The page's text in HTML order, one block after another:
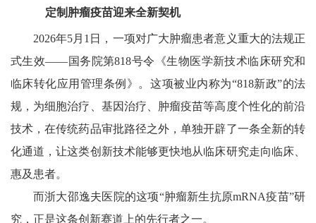
定制肿瘤疫苗迎来全新契机
2026年5月1日，一项对广大肿瘤患者意义重大的法规正
式生效——国务院第818号令《生物医学新技术临床研究和
临床转化应用管理条例》。这项被业内称为“818新政”的法
规，为细胞治疗、基因治疗、肿瘤疫苗等高度个性化的前沿
技术，在传统药品审批路径之外，单独开辟了一条全新的转
化通道，让这类创新技术能够更快地从临床研究走向临床、
惠及患者。
而浙大邵逸夫医院的这项“肿瘤新生抗原mRNA疫苗”研
究，正是这条创新赛道上的先行者之一。